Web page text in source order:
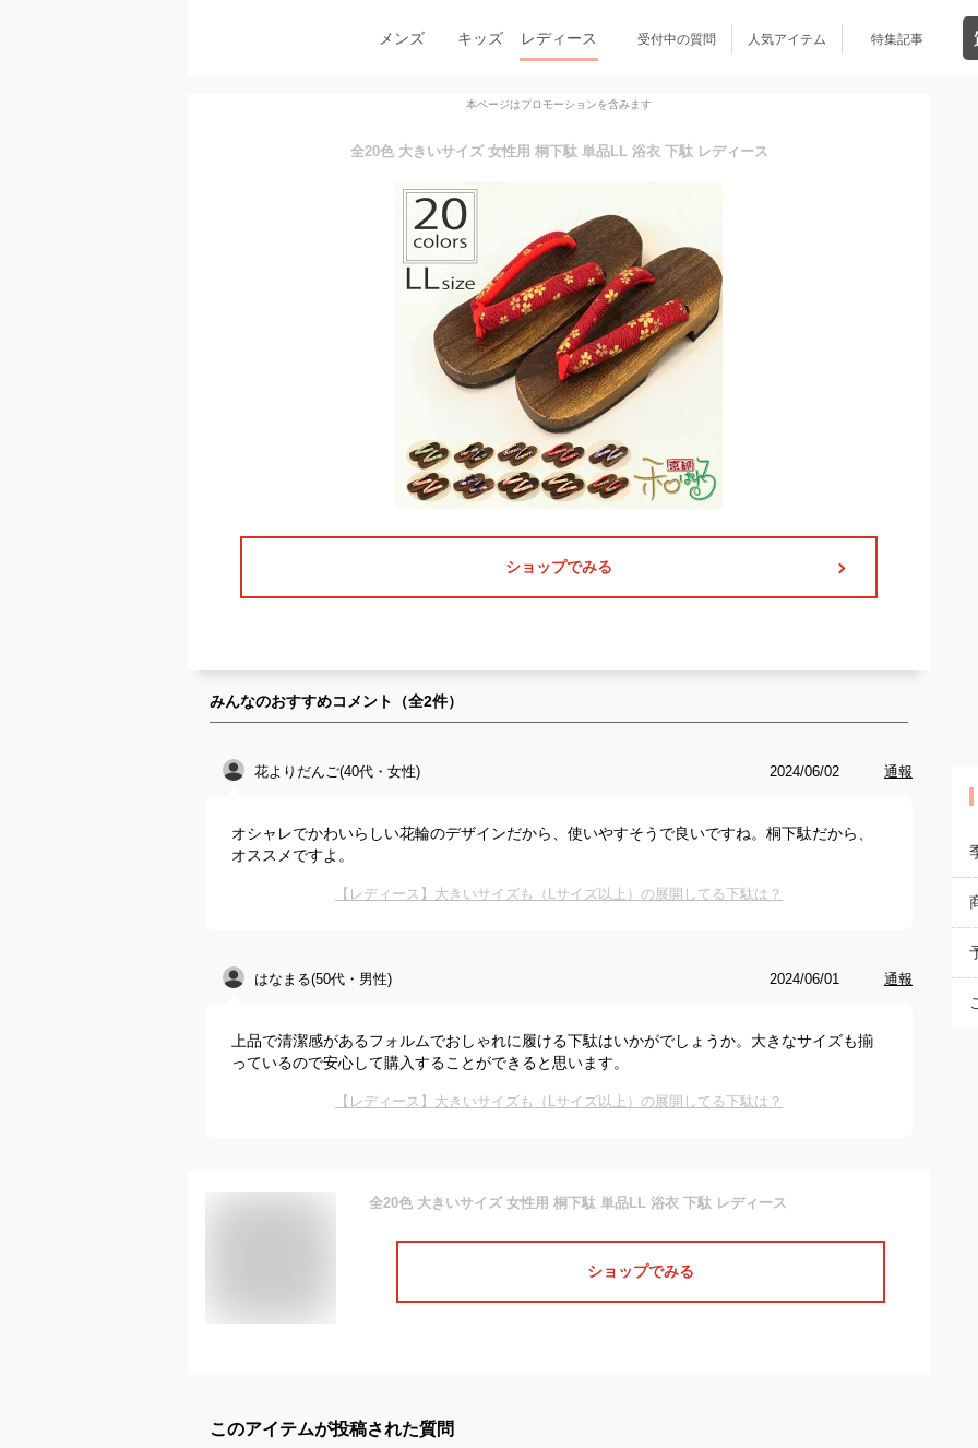
メンズ キッズ レディース 受付中の質問 人気アイテム 特集記事
本ページはプロモーションを含みます
全20色 大きいサイズ 女性用 桐下駄 単品LL 浴衣 下駄 レディース
ショップでみる
みんなのおすすめコメント（全2件）
花よりだんご(40代・女性) 2024/06/02 通報
オシャレでかわいらしい花輪のデザインだから、使いやすそうで良いですね。桐下駄だから、
オススメですよ。
【レディース】大きいサイズも（Lサイズ以上）の展開してる下駄は？
はなまる(50代・男性) 2024/06/01 通報
上品で清潔感があるフォルムでおしゃれに履ける下駄はいかがでしょうか。大きなサイズも揃
っているので安心して購入することができると思います。
【レディース】大きいサイズも（Lサイズ以上）の展開してる下駄は？
全20色 大きいサイズ 女性用 桐下駄 単品LL 浴衣 下駄 レディース
ショップでみる
このアイテムが投稿された質問